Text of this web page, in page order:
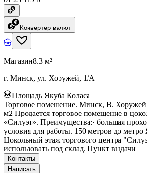
Конвертер валют
Магазин8.3 м²
г. Минск, ул. Хоружей, 1/А
Площадь Якуба Коласа
Торговое помещение. Минск, В.
м2 Продается торговое помещение в
«Силуэт». Преимущества:· большая
условия для работы. 150 метров до метро
Цокольный этаж торгового центра
использовать под склад. Пункт выдачи
Контакты
Написать